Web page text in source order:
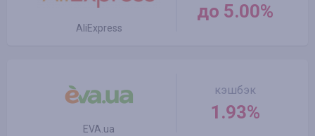
AliExpress
до 5.00%
EVA.ua
кэшбэк
1.93%